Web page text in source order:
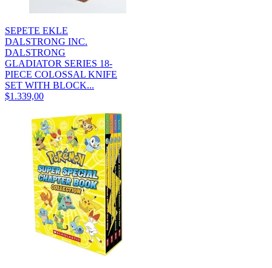
SEPETE EKLE
DALSTRONG INC.
DALSTRONG
GLADIATOR SERIES 18-
PIECE COLOSSAL KNIFE
SET WITH BLOCK...
$1.339,00